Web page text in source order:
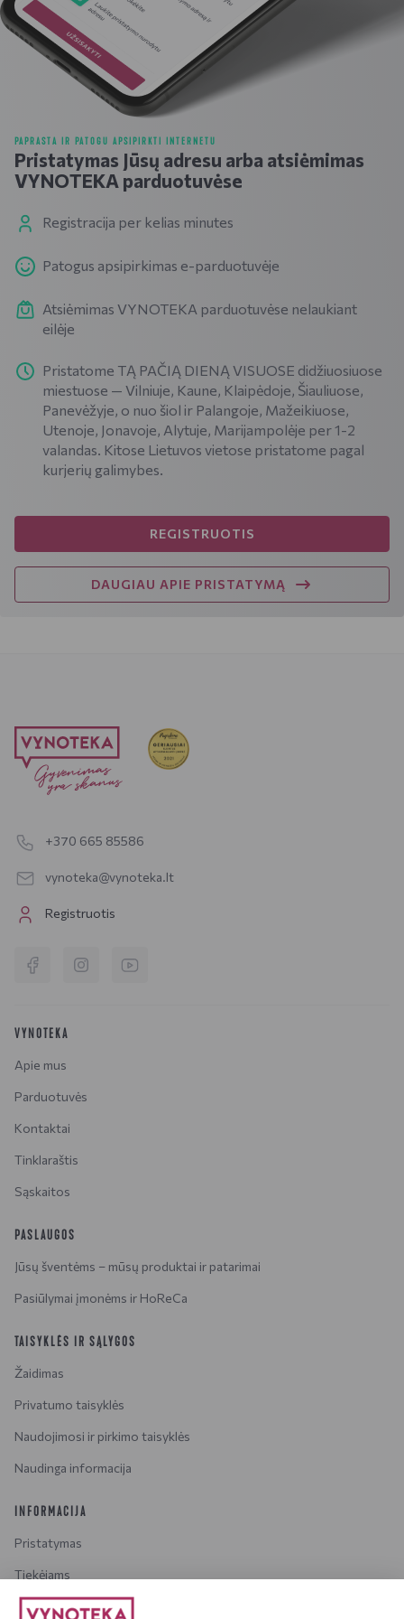
PAPRASTA IR PATOGU APSIPIRKTI INTERNETU
Pristatymas Jūsų adresu arba atsiėmimas
VYNOTEKA parduotuvėse
Registracija per kelias minutes
Patogus apsipirkimas e-parduotuvėje
Atsiėmimas VYNOTEKA parduotuvėse nelaukiant
eilėje
Pristatome TĄ PAČIĄ DIENĄ VISUOSE didžiuosiuose
miestuose — Vilniuje, Kaune, Klaipėdoje, Šiauliuose,
Panevėžyje, o nuo šiol ir Palangoje, Mažeikiuose,
Utenoje, Jonavoje, Alytuje, Marijampolėje per 1-2
valandas. Kitose Lietuvos vietose pristatome pagal
kurjerių galimybes.
REGISTRUOTIS
DAUGIAU APIE PRISTATYMĄ
+370 665 85586
vynoteka@vynoteka.lt
Registruotis
VYNOTEKA
Apie mus
Parduotuvės
Kontaktai
Tinklaraštis
Sąskaitos
PASLAUGOS
Jūsų šventėms – mūsų produktai ir patarimai
Pasiūlymai įmonėms ir HoReCa
TAISYKLĖS IR SĄLYGOS
Žaidimas
Privatumo taisyklės
Naudojimosi ir pirkimo taisyklės
Naudinga informacija
INFORMACIJA
Pristatymas
Tiekėjams
Karjera